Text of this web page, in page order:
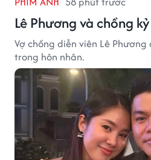
Lê Phương và chồng
Vợ chồng diễn viên Lê
trong hôn nhân.